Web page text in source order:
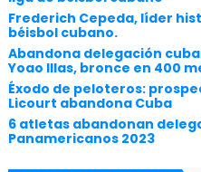
Frederich Cepeda, líder
béisbol cubano.
Abandona delegación
Yoao Illas, bronce en 400
Éxodo de peloteros:
Licourt abandona Cuba
6 atletas abandonan
Panamericanos 2023